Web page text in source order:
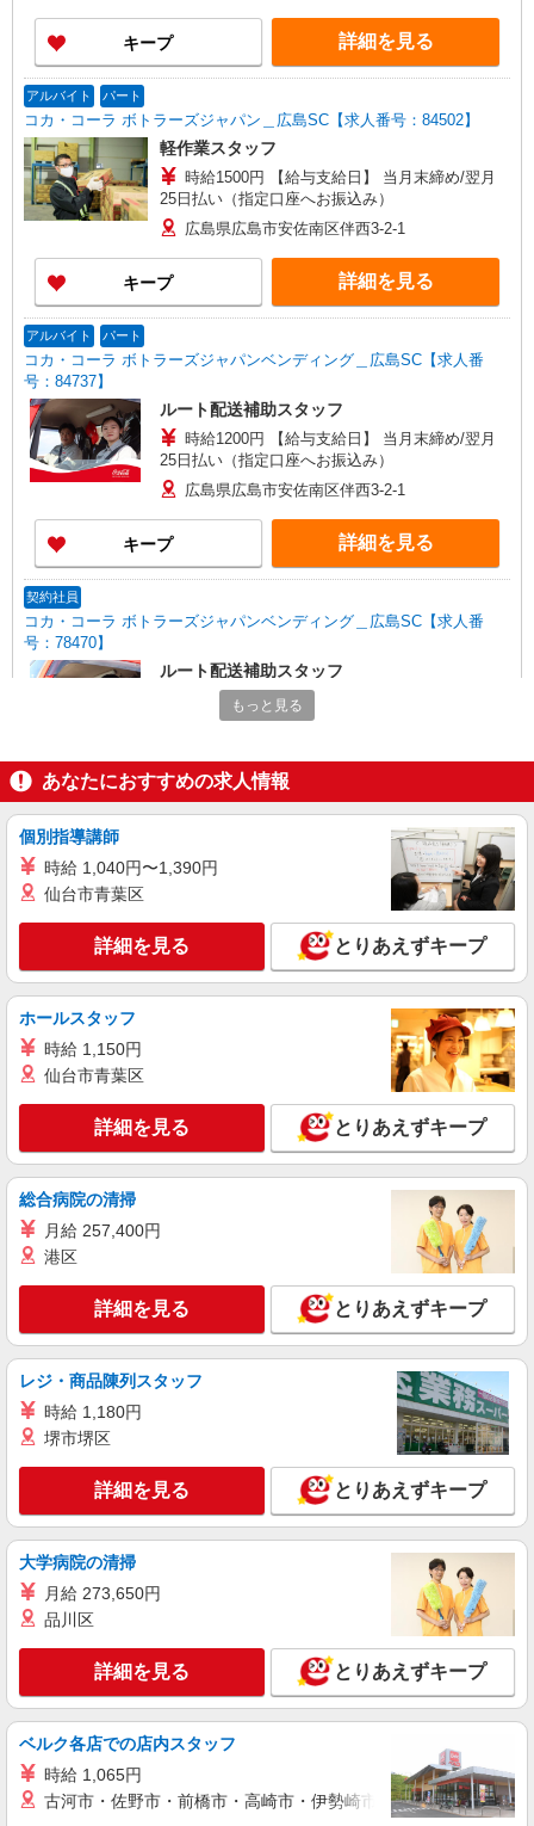
キープ 詳細を見る
アルバイト パート
コカ・コーラ ボトラーズジャパン＿広島SC【求人番号：84502】
軽作業スタッフ
時給1500円 【給与支給日】 当月末締め/翌月
25日払い（指定口座へお振込み）
広島県広島市安佐南区伴西3-2-1
キープ 詳細を見る
アルバイト パート
コカ・コーラ ボトラーズジャパンベンディング＿広島SC【求人番
号：84737】
ルート配送補助スタッフ
時給1200円 【給与支給日】 当月末締め/翌月
25日払い（指定口座へお振込み）
広島県広島市安佐南区伴西3-2-1
キープ 詳細を見る
契約社員
コカ・コーラ ボトラーズジャパンベンディング＿広島SC【求人番
号：78470】
ルート配送補助スタッフ
日給8800円 ◎月収例：212300円 ＊日給×稼働
日数（21日）＋残業手当（時給×1.25×20h）
キープ 詳細を見る
アルバイト パート
コカ・コーラ ボトラーズジャパン＿広島SC【求人番号：85499】
時給1800円 【給与支給日】 当月末締め/翌月
25日払い（指定口座へお振込み）
広島県広島市安佐南区伴西3-2-1
キープ 詳細を見る
コカ・コーラ ボトラーズジャパンベンディング＿広島SC【求人番
広島県広島市安佐南区伴西3-2-1
キープ 詳細を見る
アルバイト パート
コカ・コーラ ボトラーズジャパン＿広島SC【求人番号：85499】
時給1800円 【給与支給日】 当月末締め/翌月
25日払い（指定口座へお振込み）
広島県広島市安佐南区伴西3-2-1
キープ 詳細を見る
アルバイト
コカ・コーラ ボトラーズジャパン＿広島SC【求人番号：85499】
軽作業（リフト）
時給1800円 【給与支給日】 当月末締め/翌月
25日払い（指定口座へお振込み）
広島県広島市安佐南区伴西3-2-1
キープ 詳細を見る
もっと見る
あなたにおすすめの求人情報
個別指導講師
時給 1,040円〜1,390円
仙台市青葉区
詳細を見る とりあえずキープ
ホールスタッフ
時給 1,150円
仙台市青葉区
詳細を見る とりあえずキープ
総合病院の清掃
月給 257,400円
港区
詳細を見る とりあえずキープ
レジ・商品陳列スタッフ
時給 1,180円
堺市堺区
詳細を見る とりあえずキープ
大学病院の清掃
月給 273,650円
品川区
詳細を見る とりあえずキープ
ベルク各店での店内スタッフ
時給 1,065円
古河市・佐野市・前橋市・高崎市・伊勢崎市・太田市・館林市